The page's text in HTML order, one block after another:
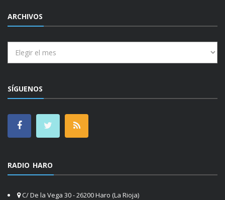
ARCHIVOS
SÍGUENOS
RADIO HARO
C/ De la Vega 30 - 26200 Haro (La Rioja)